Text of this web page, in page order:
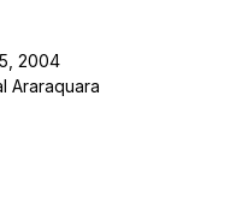
2004
Araraquara